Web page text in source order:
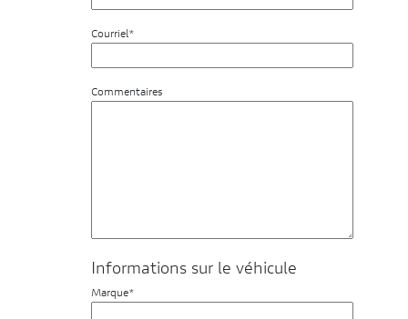
Courriel*
Commentaires
Informations sur le véhicule
Marque*